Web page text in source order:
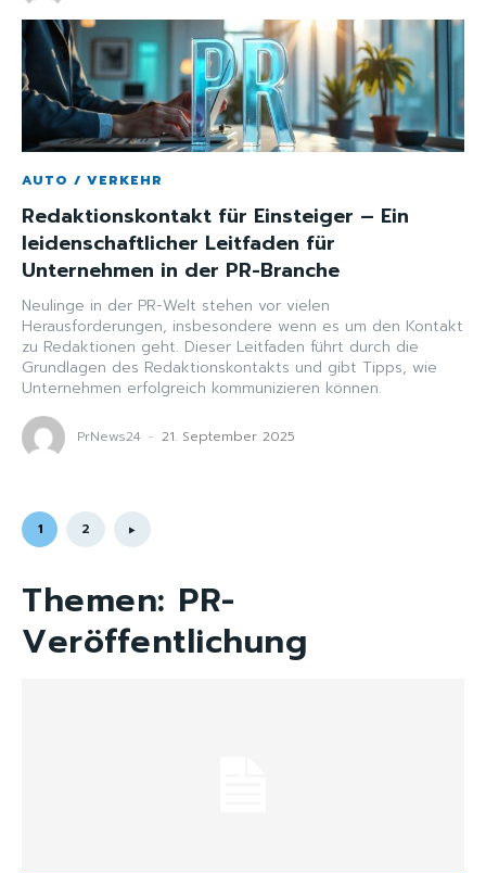
AUTO / VERKEHR
Redaktionskontakt für Einsteiger – Ein
leidenschaftlicher Leitfaden für
Unternehmen in der PR-Branche
Neulinge in der PR-Welt stehen vor vielen
Herausforderungen, insbesondere wenn es um den Kontakt
zu Redaktionen geht. Dieser Leitfaden führt durch die
Grundlagen des Redaktionskontakts und gibt Tipps, wie
Unternehmen erfolgreich kommunizieren können.
PrNews24 - 21. September 2025
1 2
Themen: PR-
Veröffentlichung